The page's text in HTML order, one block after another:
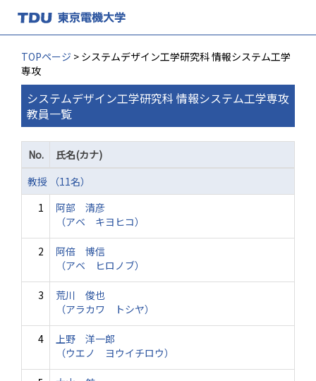
TOPページ > システムデザイン工学研究科 情報システム工学
専攻
システムデザイン工学研究科 情報システム工学専攻
教員一覧
No.
氏名(カナ)
教授 （11名）
1
阿部 清彦
（アベ キヨヒコ）
2
阿倍 博信
（アベ ヒロノブ）
3
荒川 俊也
（アラカワ トシヤ）
4
上野 洋一郎
（ウエノ ヨウイチロウ）